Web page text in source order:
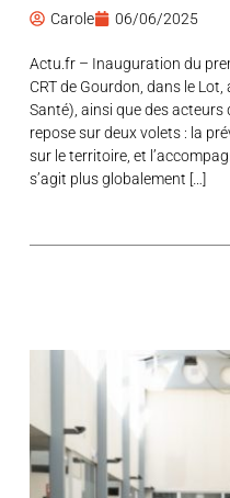
Carole 06/06/2025
Actu.fr – Inauguration du
CRT de Gourdon, dans le Lot,
Santé), ainsi que des
repose sur deux volets : la
sur le territoire, et
s’agit plus globalement […]